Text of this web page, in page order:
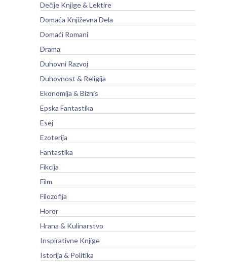
Dečije Knjige & Lektire
Domaća Književna Dela
Domaći Romani
Drama
Duhovni Razvoj
Duhovnost & Religija
Ekonomija & Biznis
Epska Fantastika
Esej
Ezoterija
Fantastika
Fikcija
Film
Filozofija
Horor
Hrana & Kulinarstvo
Inspirativne Knjige
Istorija & Politika